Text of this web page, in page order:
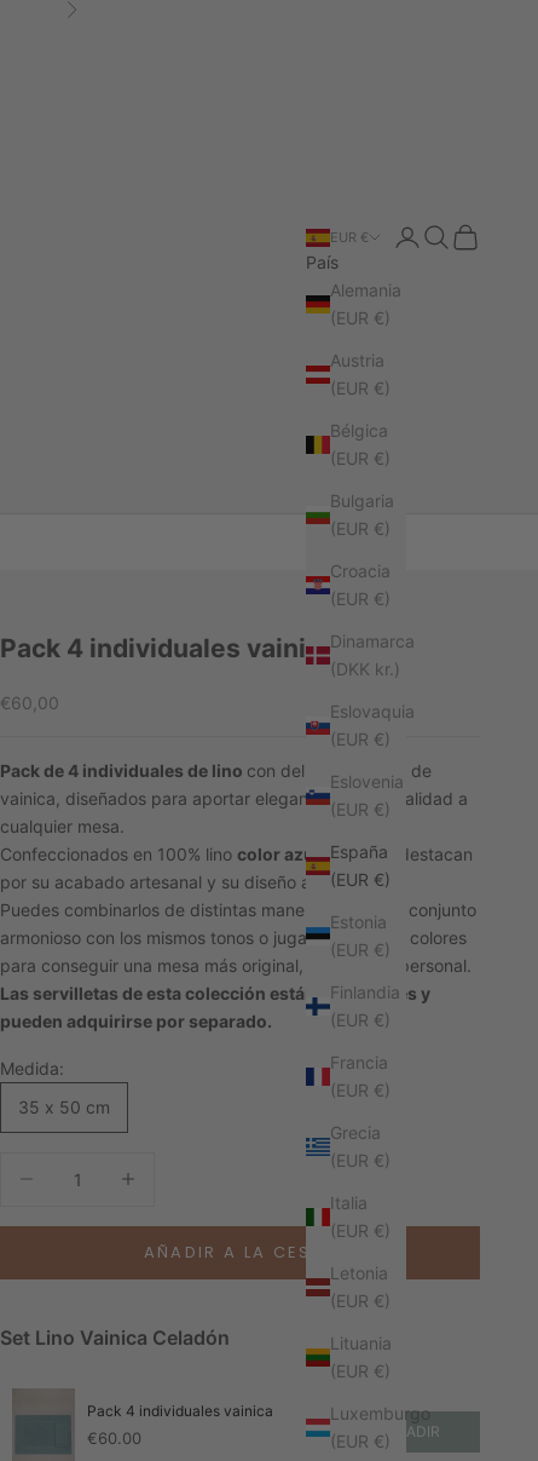
Siguiente
EUR €
País
Alemania
(EUR €)
Austria
(EUR €)
Bélgica
(EUR €)
Bulgaria
(EUR €)
Croacia
(EUR €)
Dinamarca
(DKK kr.)
Eslovaquia
(EUR €)
Eslovenia
(EUR €)
España
(EUR €)
Estonia
(EUR €)
Finlandia
(EUR €)
Francia
(EUR €)
Grecia
(EUR €)
Italia
(EUR €)
Letonia
(EUR €)
Lituania
(EUR €)
Luxemburgo
(EUR €)
Iniciar sesión
Buscar
Cesta
Pack 4 individuales vainica
Precio de oferta
€60,00
Pack de 4 individuales de lino con delicado detalle de
vainica, diseñados para aportar elegancia y personalidad a
cualquier mesa.
Confeccionados en 100% lino color azul celadón
, destacan
por su acabado artesanal y su diseño atemporal.
Puedes combinarlos de distintas maneras: crear un conjunto
armonioso con los mismos tonos o jugar mezclando colores
para conseguir una mesa más original, dinámica y personal.
Las servilletas de esta colección están disponibles y
pueden adquirirse por separado.
Medida:
35 x 50 cm
AÑADIR A LA CESTA
Set Lino Vainica Celadón
Pack 4 individuales vainica
€60.00 AÑADIR